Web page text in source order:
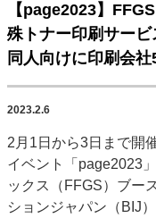
TOP
新着記事
インタビュー
コ
新商品
市場・統計
人事・移転・
特集記事カテゴリー一覧
【page2023】
殊トナー印刷サービ
同人向けに印刷会
2023.2.6
2月1日から3日まで開
イベント「page2023
ックス（FFGS）ブー
ションジャパン（BIJ